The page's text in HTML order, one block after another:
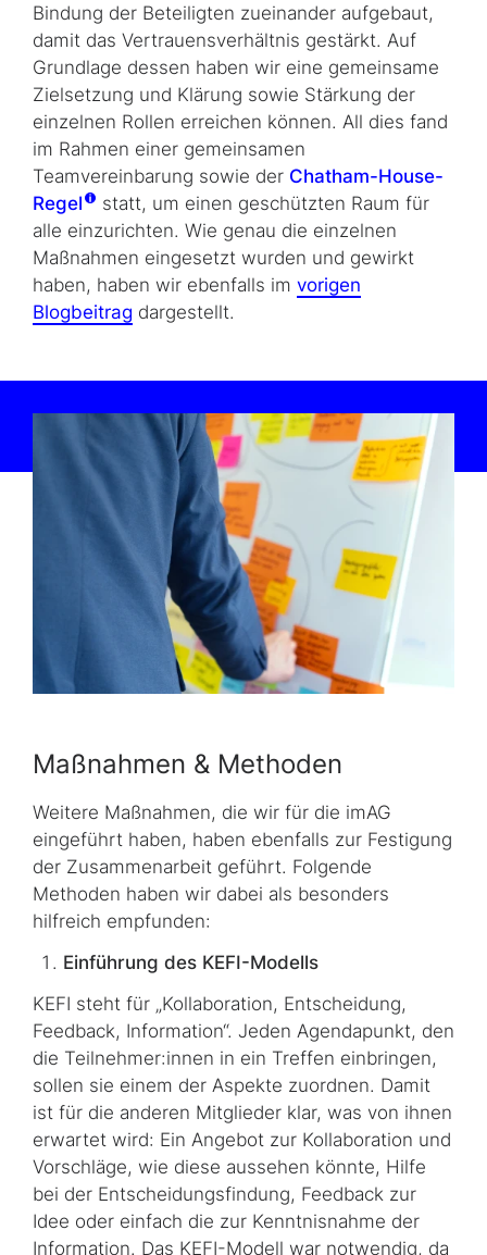
Bindung der Beteiligten zueinander aufgebaut,
damit das Vertrauensverhältnis gestärkt. Auf
Grundlage dessen haben wir eine gemeinsame
Zielsetzung und Klärung sowie Stärkung der
einzelnen Rollen erreichen können. All dies fand
im Rahmen einer gemeinsamen
Teamvereinbarung sowie der Chatham-House-
Regel
statt, um einen geschützten Raum für
alle einzurichten. Wie genau die einzelnen
Maßnahmen eingesetzt wurden und gewirkt
haben, haben wir ebenfalls im vorigen
Blogbeitrag dargestellt.
Maßnahmen & Methoden
Weitere Maßnahmen, die wir für die imAG
eingeführt haben, haben ebenfalls zur Festi­gung
der Zusammenarbeit geführt. Folgende
Methoden haben wir dabei als besonders
hilfreich empfunden:
Einführung des KEFI-Modells
KEFI steht für „Kollaboration, Entscheidung,
Feedback, Information“. Jeden Agendapunkt, den
die Teilnehmer:innen in ein Treffen einbringen,
sollen sie einem der Aspekte zuord­nen. Damit
ist für die anderen Mitglieder klar, was von ihnen
erwartet wird: Ein Angebot zur Kollaboration und
Vorschläge, wie diese aussehen könnte, Hilfe
bei der Entschei­dungs­findung, Feedback zur
Idee oder einfach die zur Kenntnisnahme der
Information. Das KEFI-Modell war notwendig, da